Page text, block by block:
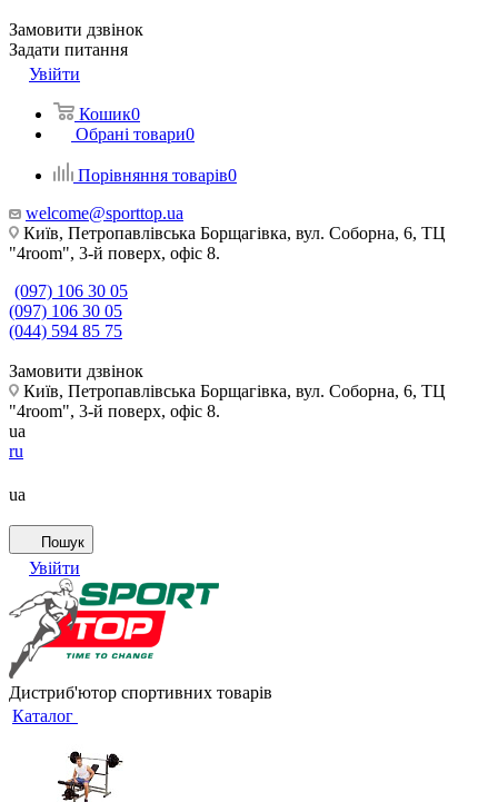
Замовити дзвінок
Задати питання
Увійти
Кошик0
Обрані товари0
Порівняння товарів0
welcome@sporttop.ua
Київ, Петропавлівська Борщагівка, вул. Соборна, 6, ТЦ
"4room", 3-й поверх, офіс 8.
(097) 106 30 05
(097) 106 30 05
(044) 594 85 75
Замовити дзвінок
Київ, Петропавлівська Борщагівка, вул. Соборна, 6, ТЦ
"4room", 3-й поверх, офіс 8.
ua
ru
ua
Пошук
Увійти
Дистриб'ютор спортивних товарів
Каталог